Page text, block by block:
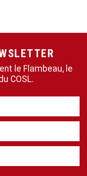
le Flambeau, le
COSL.